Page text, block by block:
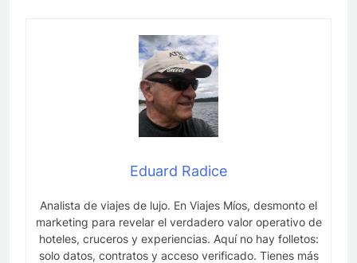
Eduard Radice
Analista de viajes de lujo. En Viajes Míos, desmonto el
marketing para revelar el verdadero valor operativo de
hoteles, cruceros y experiencias. Aquí no hay folletos:
solo datos, contratos y acceso verificado. Tienes más